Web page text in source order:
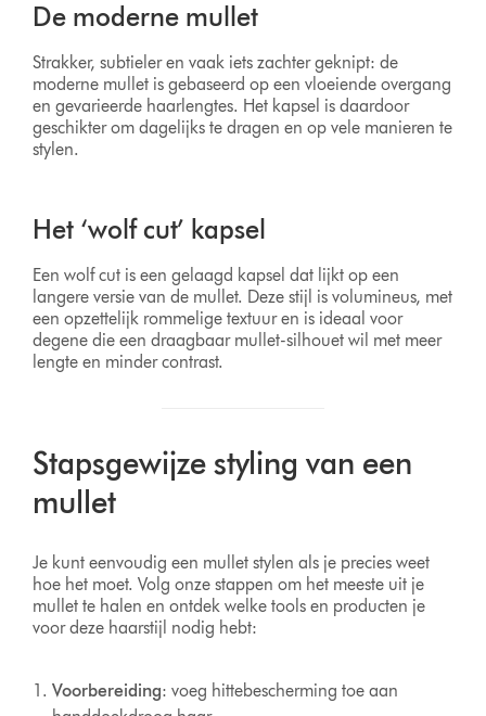
De moderne mullet
Strakker, subtieler en vaak iets zachter geknipt: de
moderne mullet is gebaseerd op een vloeiende overgang
en gevarieerde haarlengtes. Het kapsel is daardoor
geschikter om dagelijks te dragen en op vele manieren te
stylen.
Het ‘wolf cut’ kapsel
Een wolf cut is een gelaagd kapsel dat lijkt op een
langere versie van de mullet. Deze stijl is volumineus, met
een opzettelijk rommelige textuur en is ideaal voor
degene die een draagbaar mullet-silhouet wil met meer
lengte en minder contrast.
Stapsgewijze styling van een
mullet
Je kunt eenvoudig een mullet stylen als je precies weet
hoe het moet. Volg onze stappen om het meeste uit je
mullet te halen en ontdek welke tools en producten je
voor deze haarstijl nodig hebt:
Voorbereiding: voeg hittebescherming toe aan